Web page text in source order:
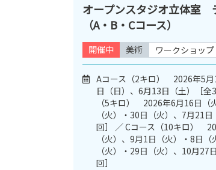
オープンスタジオ立体室
（A・B・Cコース）
開催中 美術 ワークショップ
Aコース（2キロ） 2026年5月
日（日）、6月13日（土）［全
（5キロ） 2026年6月16日（
（火）・30日（火）、7月21
回］ ／ Cコース（10キロ）
（火）、9月1日（火）・8日（
（火）・29日（火）、10月27
回］